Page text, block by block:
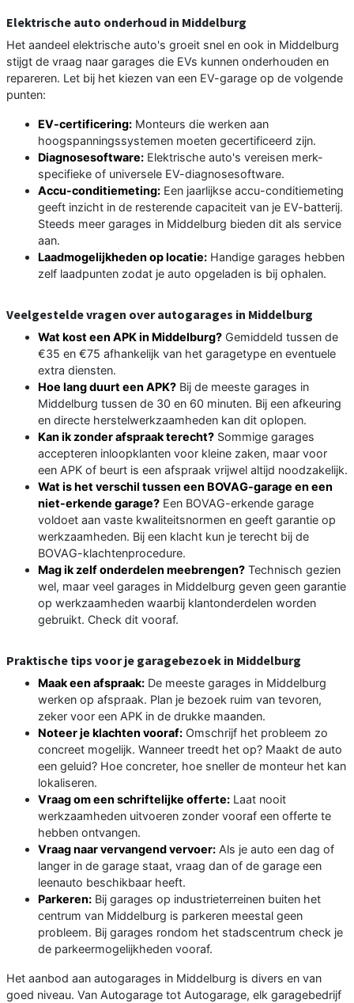
Elektrische auto onderhoud in Middelburg
Het aandeel elektrische auto's groeit snel en ook in Middelburg
stijgt de vraag naar garages die EVs kunnen onderhouden en
repareren. Let bij het kiezen van een EV-garage op de volgende
punten:
EV-certificering: Monteurs die werken aan
hoogspanningssystemen moeten gecertificeerd zijn.
Diagnosesoftware: Elektrische auto's vereisen merk-
specifieke of universele EV-diagnosesoftware.
Accu-conditiemeting: Een jaarlijkse accu-conditiemeting
geeft inzicht in de resterende capaciteit van je EV-batterij.
Steeds meer garages in Middelburg bieden dit als service
aan.
Laadmogelijkheden op locatie: Handige garages hebben
zelf laadpunten zodat je auto opgeladen is bij ophalen.
Veelgestelde vragen over autogarages in Middelburg
Wat kost een APK in Middelburg? Gemiddeld tussen de
€35 en €75 afhankelijk van het garagetype en eventuele
extra diensten.
Hoe lang duurt een APK? Bij de meeste garages in
Middelburg tussen de 30 en 60 minuten. Bij een afkeuring
en directe herstelwerkzaamheden kan dit oplopen.
Kan ik zonder afspraak terecht? Sommige garages
accepteren inloopklanten voor kleine zaken, maar voor
een APK of beurt is een afspraak vrijwel altijd noodzakelijk.
Wat is het verschil tussen een BOVAG-garage en een
niet-erkende garage? Een BOVAG-erkende garage
voldoet aan vaste kwaliteitsnormen en geeft garantie op
werkzaamheden. Bij een klacht kun je terecht bij de
BOVAG-klachtenprocedure.
Mag ik zelf onderdelen meebrengen? Technisch gezien
wel, maar veel garages in Middelburg geven geen garantie
op werkzaamheden waarbij klantonderdelen worden
gebruikt. Check dit vooraf.
Praktische tips voor je garagebezoek in Middelburg
Maak een afspraak: De meeste garages in Middelburg
werken op afspraak. Plan je bezoek ruim van tevoren,
zeker voor een APK in de drukke maanden.
Noteer je klachten vooraf: Omschrijf het probleem zo
concreet mogelijk. Wanneer treedt het op? Maakt de auto
een geluid? Hoe concreter, hoe sneller de monteur het kan
lokaliseren.
Vraag om een schriftelijke offerte: Laat nooit
werkzaamheden uitvoeren zonder vooraf een offerte te
hebben ontvangen.
Vraag naar vervangend vervoer: Als je auto een dag of
langer in de garage staat, vraag dan of de garage een
leenauto beschikbaar heeft.
Parkeren: Bij garages op industrieterreinen buiten het
centrum van Middelburg is parkeren meestal geen
probleem. Bij garages rondom het stadscentrum check je
de parkeermogelijkheden vooraf.
Het aanbod aan autogarages in Middelburg is divers en van
goed niveau. Van Autogarage tot Autogarage, elk garagebedrijf